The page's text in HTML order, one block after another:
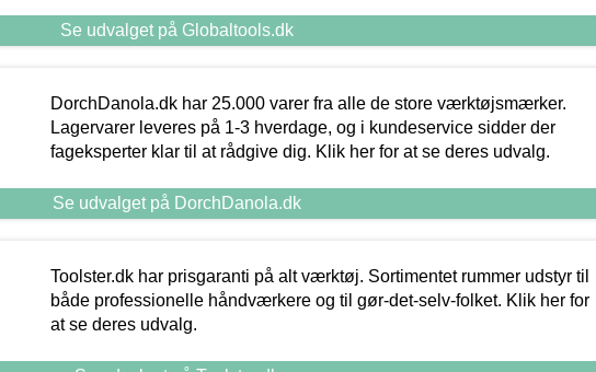
Se udvalget på Globaltools.dk
DorchDanola.dk har 25.000 varer fra alle de store værktøjsmærker.
Lagervarer leveres på 1-3 hverdage, og i kundeservice sidder der
fageksperter klar til at rådgive dig. Klik her for at se deres udvalg.
Se udvalget på DorchDanola.dk
Toolster.dk har prisgaranti på alt værktøj. Sortimentet rummer udstyr til
både professionelle håndværkere og til gør-det-selv-folket. Klik her for
at se deres udvalg.